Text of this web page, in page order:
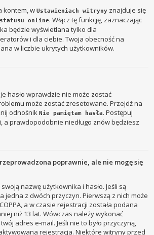
kontem, wUstawieniach witryny znajduje się
online. Włącz tę funkcję, zaznaczając
będzie wyświetlana tylko dla
i dla ciebie. Twoja obecność na
w liczbie ukrytych użytkowników.
hasło wprawdzie nie może zostać
może zostać zresetowane. Przejdź na
odnośnikNie pamiętam hasła. Postępuj
a prawdopodobnie niedługo znów będziesz
poprawnie, ale nie mogę się
nazwę użytkownika i hasło. Jeśli są
jedna z dwóch przyczyn. Pierwszą z nich może
a w czasie rejestracji została podana
niż 13 lat. Wówczas należy wykonać
adres e-mail. Jeśli nie to było przyczyną,
rejestracja. Niektóre witryny przed